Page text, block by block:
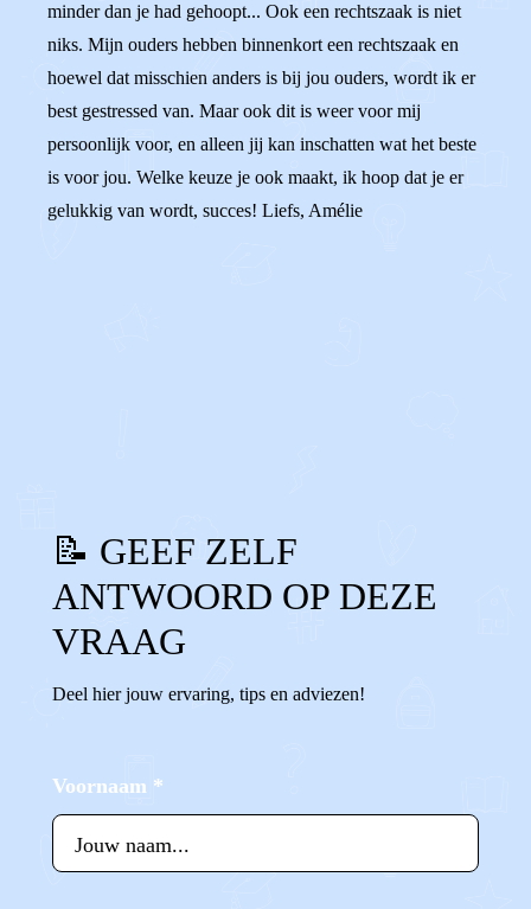
minder dan je had gehoopt... Ook een rechtszaak is niet
niks. Mijn ouders hebben binnenkort een rechtszaak en
hoewel dat misschien anders is bij jou ouders, wordt ik er
best gestressed van. Maar ook dit is weer voor mij
persoonlijk voor, en alleen jij kan inschatten wat het beste
is voor jou. Welke keuze je ook maakt, ik hoop dat je er
gelukkig van wordt, succes! Liefs, Amélie
📝 GEEF ZELF
ANTWOORD OP DEZE
VRAAG
Deel hier jouw ervaring, tips en adviezen!
Voornaam *